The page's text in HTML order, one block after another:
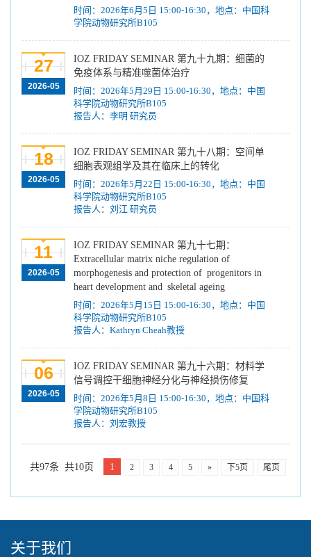
时间：2026年6月5日 15:00-16:30，地点：中国科
学院动物研究所B105
27
2026-05
IOZ FRIDAY SEMINAR 第九十九期：细菌的
免疫体系与精准噬菌体治疗
时间：2026年5月29日 15:00-16:30，地点：中国
科学院动物研究所B105
报告人：李明 研究员
18
2026-05
IOZ FRIDAY SEMINAR 第九十八期：空间单
细胞表观组学及其在临床上的转化
时间：2026年5月22日 15:00-16:30，地点：中国
科学院动物研究所B105
报告人：刘江 研究员
11
2026-05
IOZ FRIDAY SEMINAR 第九十七期：
Extracellular matrix niche regulation of
morphogenesis and protection of progenitors in
heart development and skeletal ageing
时间：2026年5月15日 15:00-16:30，地点：中国
科学院动物研究所B105
报告人：Kathryn Cheah教授
06
2026-05
IOZ FRIDAY SEMINAR 第九十六期：材料学
信号调控干细胞神经分化与神经损伤修复
时间：2026年5月8日 15:00-16:30，地点：中国科
学院动物研究所B105
报告人：刘宏教授
共97条 共10页 1 2 3 4 5 » 下5页 尾页
关于我们